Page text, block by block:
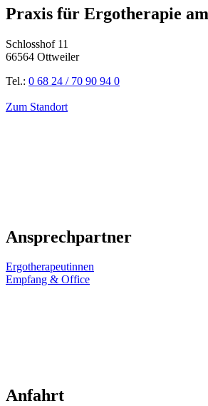
Praxis für Ergotherapie am
Schlosshof 11
66564 Ottweiler
Tel.: 0 68 24 / 70 90 94 0
Zum Standort
Ansprechpartner
Ergotherapeutinnen
Empfang & Office
Anfahrt